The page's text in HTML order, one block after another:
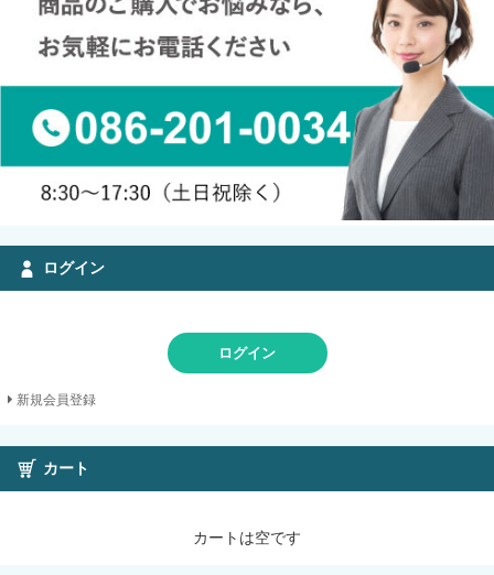
ログイン
ログイン
新規会員登録
カート
カートは空です